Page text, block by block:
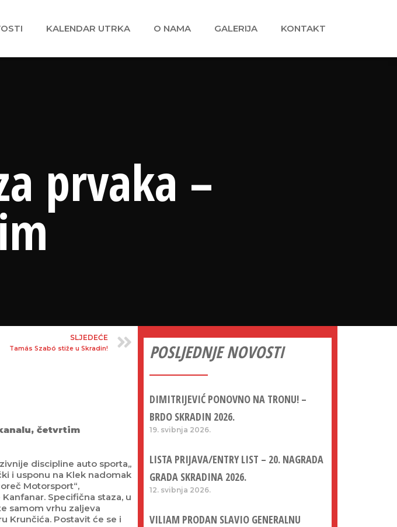
KALENDAR UTRKA O NAMA GALERIJA KONTAKT
prvaka –
SLJEDEĆE
Tamás Szabó stiže u Skradin!
četvrtim
discipline auto sporta,,
i usponu na Klek nadomak
Motorsport“,
Specifična staza, u
samom vrhu zaljeva
Krunčića. Postavit će se i
POSLJEDNJE NOVOSTI
DIMITRIJEVIĆ PONOVNO NA TRONU! –
BRDO SKRADIN 2026.
19. svibnja 2026.
LISTA PRIJAVA/ENTRY LIST – 20. NAGRADA
GRADA SKRADINA 2026.
12. svibnja 2026.
VILIAM PRODAN SLAVIO GENERALNU